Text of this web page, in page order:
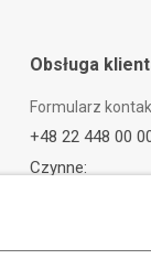
Obsługa
Formularz
+48 22 448 00
Czynne: